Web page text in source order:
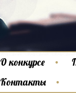
О конкурсе
Контакты